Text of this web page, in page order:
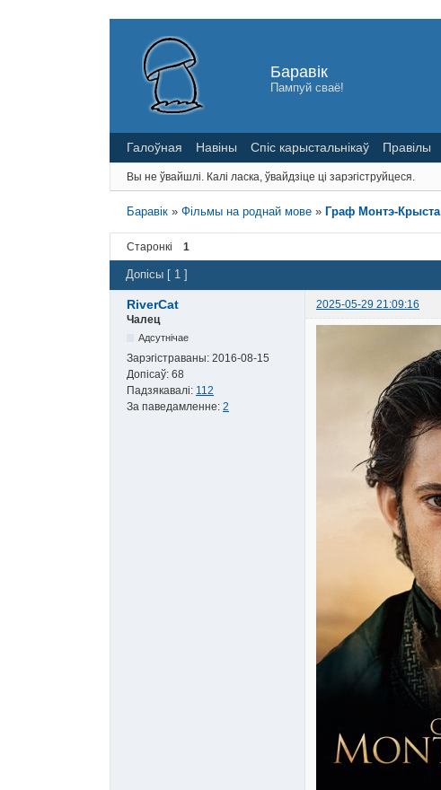
Баравік
Пампуй сваё!
Галоўная Навіны Спіс карыстальнікаў Правілы
Вы не ўвайшлі. Калі ласка, ўвайдзіце ці зарэгіструйцеся.
Баравік »Фільмы на роднай мове » Граф Монтэ-
Старонкі 1
Допісы [ 1 ]
RiverCat
2025-05-29 21:09:16
Чалец
Адсутнічае
Зарэгістраваны: 2016-08-15
Допісаў: 68
Падзякавалі: 112
За паведамленне: 2